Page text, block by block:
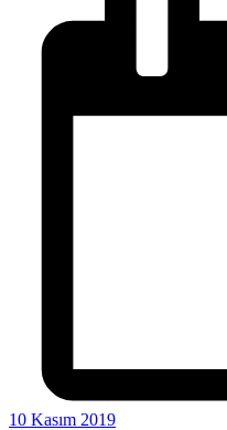
10 Kasım 2019